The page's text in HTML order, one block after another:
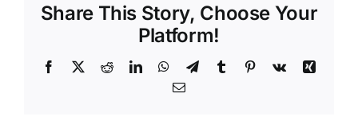
Share This Story, Choose Your
Platform!
Facebook
X RedditLinkedInWhatsApp
TelegramTumblr Pinterest
Vk
Xing
Email